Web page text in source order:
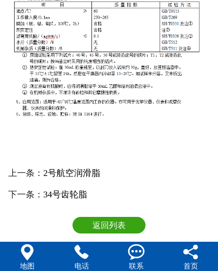
上一条： 2号航空润滑脂
下一条： 34号齿轮脂
返回列表

地图

电话

联系

首页